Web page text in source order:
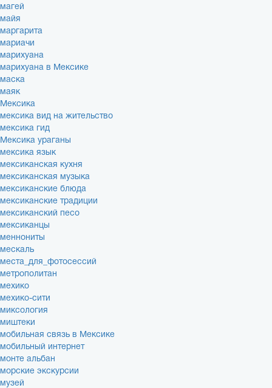
магей
майя
маргарита
мариачи
марихуана
марихуана в Мексике
маска
маяк
Мексика
мексика вид на жительство
мексика гид
Мексика ураганы
мексика язык
мексиканская кухня
мексиканская музыка
мексиканские блюда
мексиканские традиции
мексиканский песо
мексиканцы
меннониты
мескаль
места_для_фотосессий
метрополитан
мехико
мехико-сити
миксология
миштеки
мобильная связь в Мексике
мобильный интернет
монте альбан
морские экскурсии
музей